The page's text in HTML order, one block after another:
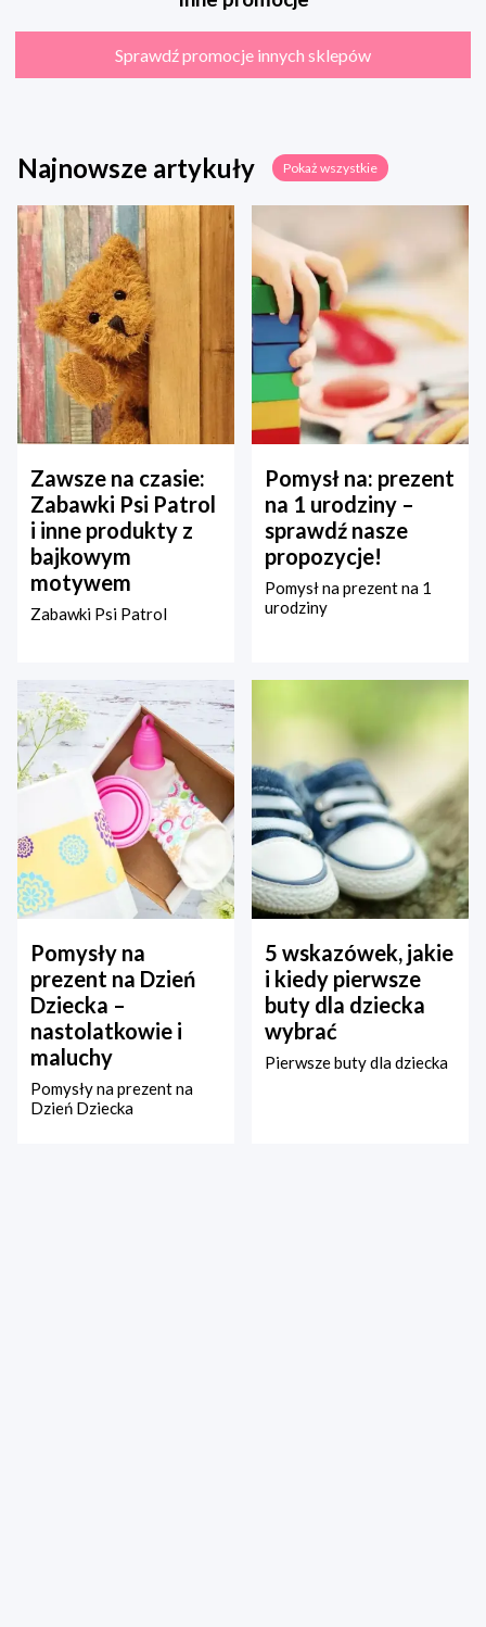
Sprawdź promocje innych sklepów
Najnowsze artykuły Pokaż wszystkie
Zawsze na czasie:
Zabawki Psi Patrol
i inne produkty z
bajkowym
motywem
Zabawki Psi Patrol
Pomysł na: prezent
na 1 urodziny –
sprawdź nasze
propozycje!
Pomysł na prezent na 1
urodziny
Pomysły na
prezent na Dzień
Dziecka –
nastolatkowie i
maluchy
Pomysły na prezent na
Dzień Dziecka
5 wskazówek, jakie
i kiedy pierwsze
buty dla dziecka
wybrać
Pierwsze buty dla dziecka